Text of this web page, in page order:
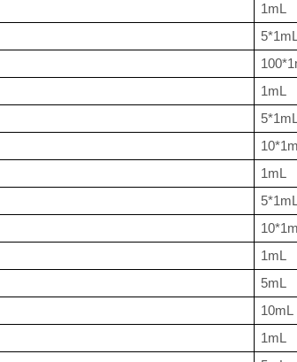
1mL
5*1mL
1mL
5*1mL
1mL
5*1mL
1mL
5mL
10mL
1mL